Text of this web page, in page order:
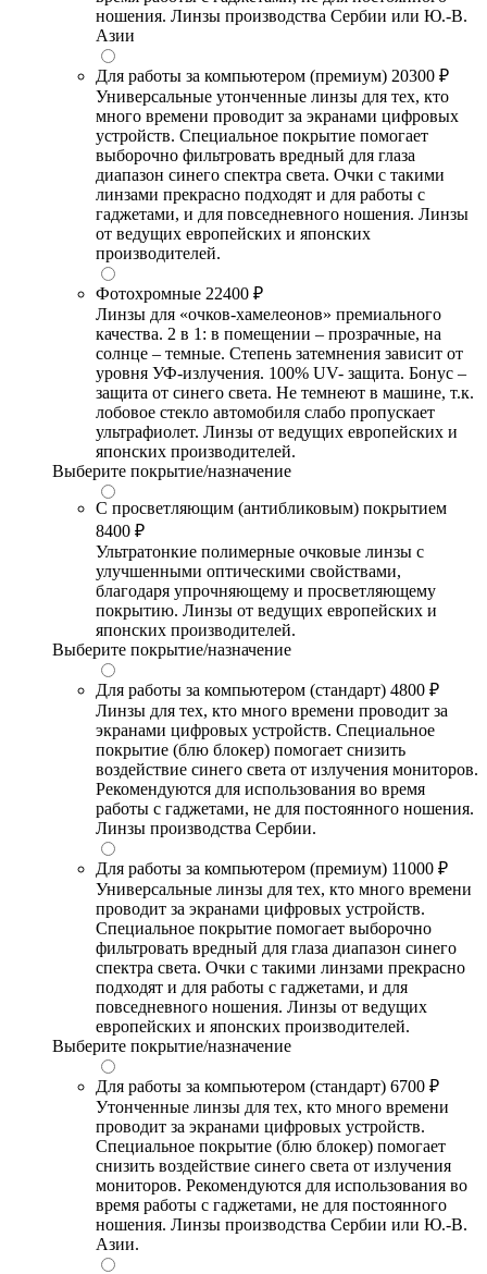
ношения. Линзы производства Сербии или Ю.-В.
Азии
Для работы за компьютером (премиум) 20300 ₽
Универсальные утонченные линзы для тех, кто
много времени проводит за экранами цифровых
устройств. Специальное покрытие помогает
выборочно фильтровать вредный для глаза
диапазон синего спектра света. Очки с такими
линзами прекрасно подходят и для работы с
гаджетами, и для повседневного ношения. Линзы
от ведущих европейских и японских
производителей.
Фотохромные 22400 ₽
Линзы для «очков-хамелеонов» премиального
качества. 2 в 1: в помещении – прозрачные, на
солнце – темные. Степень затемнения зависит от
уровня УФ-излучения. 100% UV- защита. Бонус –
защита от синего света. Не темнеют в машине, т.к.
лобовое стекло автомобиля слабо пропускает
ультрафиолет. Линзы от ведущих европейских и
японских производителей.
Выберите покрытие/назначение
С просветляющим (антибликовым) покрытием
8400 ₽
Ультратонкие полимерные очковые линзы с
улучшенными оптическими свойствами,
благодаря упрочняющему и просветляющему
покрытию. Линзы от ведущих европейских и
японских производителей.
Выберите покрытие/назначение
Для работы за компьютером (стандарт) 4800 ₽
Линзы для тех, кто много времени проводит за
экранами цифровых устройств. Специальное
покрытие (блю блокер) помогает снизить
воздействие синего света от излучения мониторов.
Рекомендуются для использования во время
работы с гаджетами, не для постоянного ношения.
Линзы производства Сербии.
Для работы за компьютером (премиум) 11000 ₽
Универсальные линзы для тех, кто много времени
проводит за экранами цифровых устройств.
Специальное покрытие помогает выборочно
фильтровать вредный для глаза диапазон синего
спектра света. Очки с такими линзами прекрасно
подходят и для работы с гаджетами, и для
повседневного ношения. Линзы от ведущих
европейских и японских производителей.
Выберите покрытие/назначение
Для работы за компьютером (стандарт) 6700 ₽
Утонченные линзы для тех, кто много времени
проводит за экранами цифровых устройств.
Специальное покрытие (блю блокер) помогает
снизить воздействие синего света от излучения
мониторов. Рекомендуются для использования во
время работы с гаджетами, не для постоянного
ношения. Линзы производства Сербии или Ю.-В.
Азии.